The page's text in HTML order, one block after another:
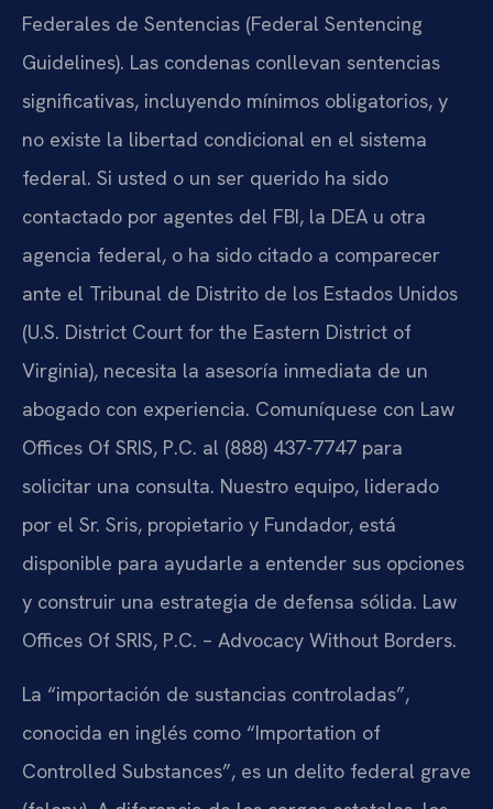
Federales de Sentencias (Federal Sentencing
Guidelines). Las condenas conllevan sentencias
significativas, incluyendo mínimos obligatorios, y
no existe la libertad condicional en el sistema
federal. Si usted o un ser querido ha sido
contactado por agentes del FBI, la DEA u otra
agencia federal, o ha sido citado a comparecer
ante el Tribunal de Distrito de los Estados Unidos
(U.S. District Court for the Eastern District of
Virginia), necesita la asesoría inmediata de un
abogado con experiencia. Comuníquese con Law
Offices Of SRIS, P.C. al (888) 437-7747 para
solicitar una consulta. Nuestro equipo, liderado
por el Sr. Sris, propietario y Fundador, está
disponible para ayudarle a entender sus opciones
y construir una estrategia de defensa sólida. Law
Offices Of SRIS, P.C. – Advocacy Without Borders.
La “importación de sustancias controladas”,
conocida en inglés como “Importation of
Controlled Substances”, es un delito federal grave